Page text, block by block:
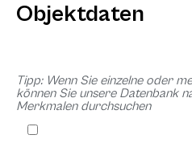
Objektdaten
Tipp: Wenn Sie einzelne oder
können Sie unsere Datenbank
Merkmalen durchsuchen